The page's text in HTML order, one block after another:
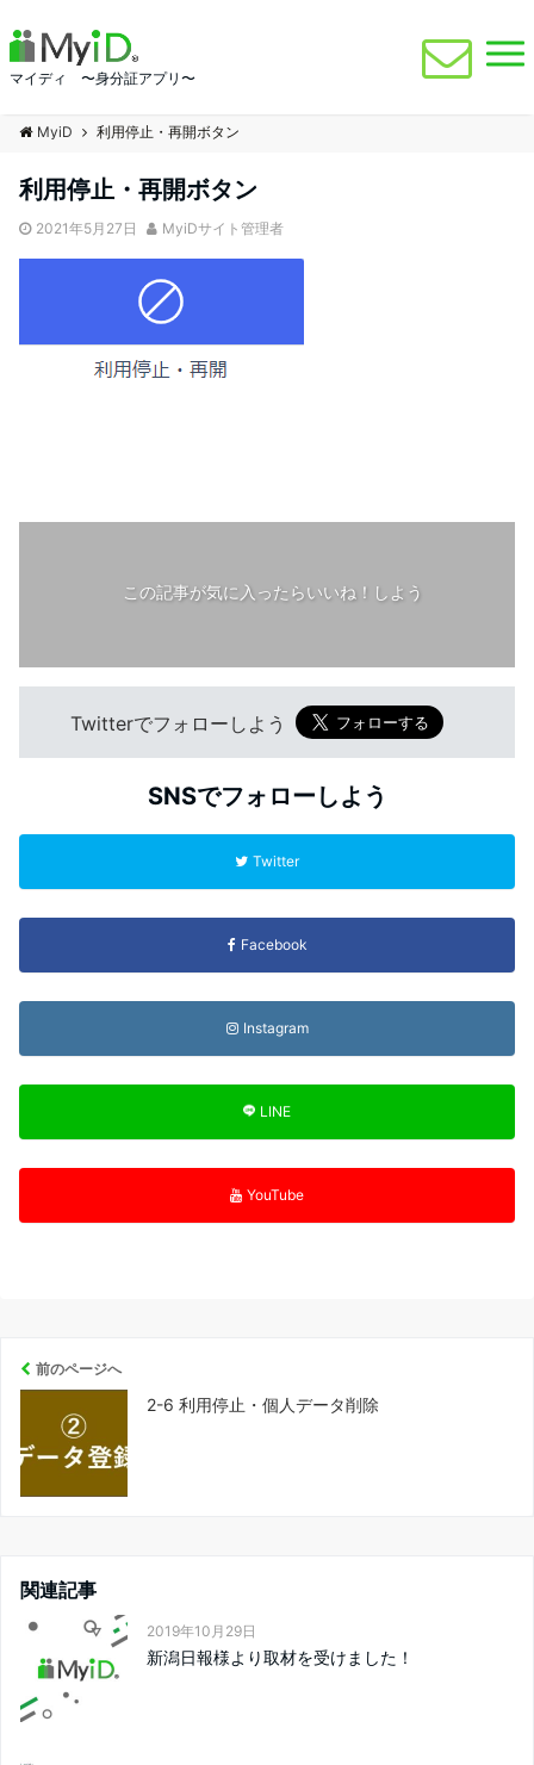
マイディ 〜身分証アプリ〜
MyiD 利用停止・再開ボタン
利用停止・再開ボタン
2021年5月27日 MyiDサイト管理者
この記事が気に入ったらいいね！しよう
Twitterでフォローしよう
SNSでフォローしよう
Twitter
Facebook
Instagram
LINE
YouTube
前のページへ
2-6 利用停止・個人データ削除
関連記事
2019年10月29日
新潟日報様より取材を受けました！